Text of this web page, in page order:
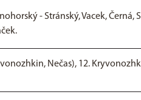
- Stránský, Vacek, Černá,
Nečas), 12.